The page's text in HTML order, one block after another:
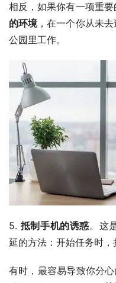
相反，如果你有一项重
的环境，在一个你从未
公园里工作。
5. 抵制手机的诱惑。这
延的方法：开始任务时，
有时，最容易导致你分